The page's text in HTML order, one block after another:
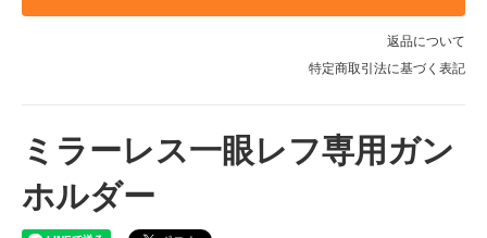
返品について
特定商取引法に基づく表記
ミラーレス一眼レフ専用ガン
ホルダー